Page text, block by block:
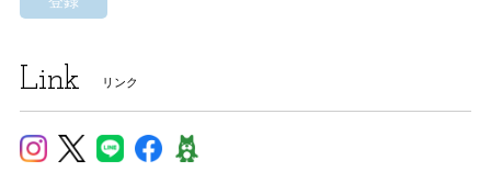
Link リンク